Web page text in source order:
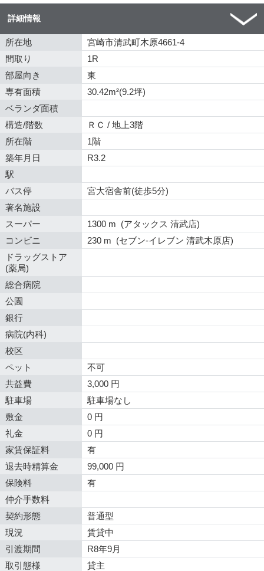
詳細情報
所在地
宮崎市清武町木原4661-4
間取り
1R
部屋向き
東
専有面積
30.42m²(9.2坪)
ベランダ面積
構造/階数
ＲＣ / 地上3階
所在階
1階
築年月日
R3.2
駅
バス停
宮大宿舎前(徒歩5分)
著名施設
スーパー
1300 m (アタックス 清武店)
コンビニ
230 m (セブン-イレブン 清武木原店)
ドラッグストア
(薬局)
総合病院
公園
銀行
病院(内科)
校区
ペット
不可
共益費
3,000 円
駐車場
駐車場なし
敷金
0 円
礼金
0 円
家賃保証料
有
退去時精算金
99,000 円
保険料
有
仲介手数料
契約形態
普通型
現況
賃貸中
引渡期間
R8年9月
取引態様
貸主